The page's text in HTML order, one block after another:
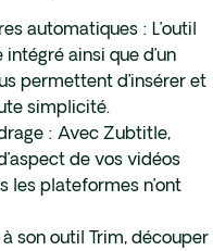
automatiques : L’outil
ainsi que d’un
permettent d’insérer et
simplicité.
: Avec Zubtitle,
de vos vidéos
les plateformes n’ont
son outil Trim, découper